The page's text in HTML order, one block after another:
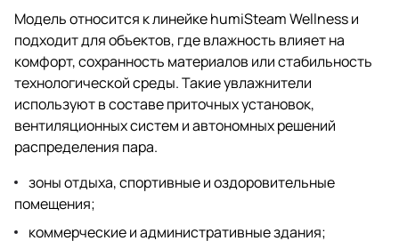
Модель относится к линейке humiSteam Wellness и
подходит для объектов, где влажность влияет на
комфорт, сохранность материалов или стабильность
технологической среды. Такие увлажнители
используют в составе приточных установок,
вентиляционных систем и автономных решений
распределения пара.
зоны отдыха, спортивные и оздоровительные
помещения;
коммерческие и административные здания;